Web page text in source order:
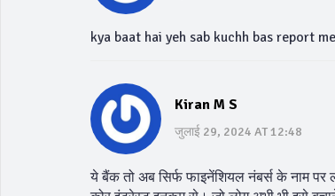
kya baat hai yeh sab kuchh bas report
Kiran M S
जुलाई 29, 2024 AT 12:48
ये बैंक तो अब सिर्फ फाइनेंशियल नंबर्स के नाम